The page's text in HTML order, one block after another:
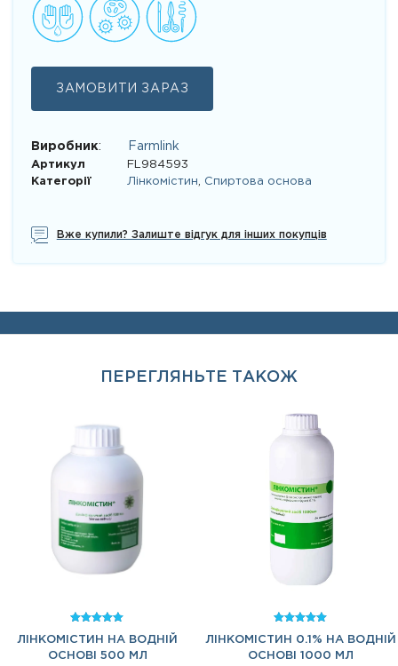
ЗАМОВИТИ ЗАРАЗ
Виробник: Farmlink
Артикул
FL984593
Категорії
Лінкомістин Спиртова основа
Вже купили? Залиште відгук для інших покупців
ПЕРЕГЛЯНЬТЕ ТАКОЖ
5.00
з 5
ЛІНКОМІСТИН НА ВОДНІЙ
ОСНОВІ 500 МЛ
5.00
з 5
ЛІНКОМІСТИН 0.1% НА ВОДНІЙ
ОСНОВІ 1000 МЛ